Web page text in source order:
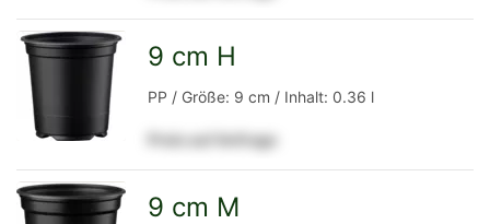
Detailseite
Detailseite
9 cm H
PP / Größe: 9 cm / Inhalt: 0.36 l
Preis auf Anfrage
9 cm M